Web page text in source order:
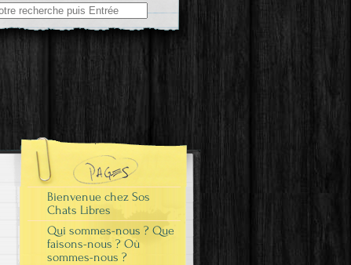
Bienvenue chez Sos
Chats Libres
Qui sommes-nous ? Que
faisons-nous ? Où
sommes-nous ?